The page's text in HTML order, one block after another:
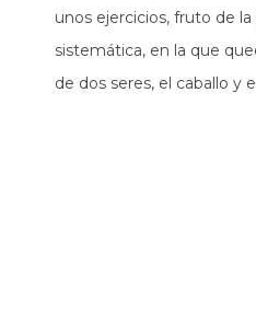
unos ejercicios, fruto de
sistemática, en la que
de dos seres, el caballo y